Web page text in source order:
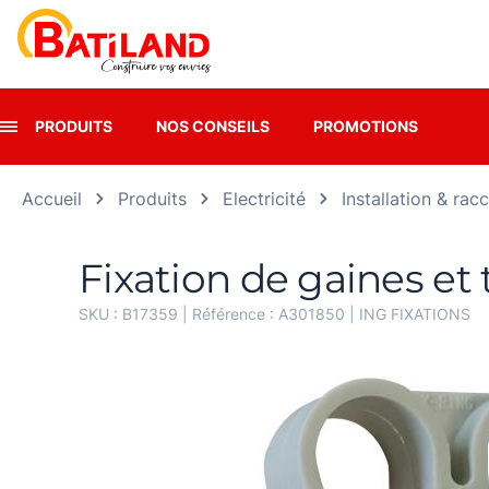
PRODUITS NOS CONSEILS PROMOTIONS
Accueil Produits Electricité Installation &
Fixation de gaines et
SKU : B17359 | Référence : A301850 ING FIXATIONS
Panneau de gestion des cookies